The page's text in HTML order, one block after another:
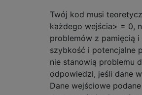
Twój kod musi
każdego wejścia> = 0,
problemów z pamięcią
szybkość i potencjalne
nie stanowią problemu
odpowiedzi, jeśli dane
Dane wejściowe